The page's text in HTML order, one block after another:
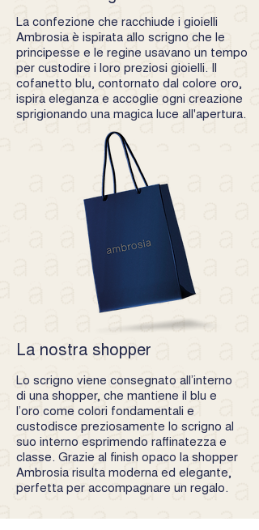
dovuti ad eventi accidentali- utilizzo
improprio- alterazioni dovute ad usura
o riparazioni non effettuate dai nostri
laboratori ovvero ad una manutenzione
negligente.
La confezione che racchiude i gioielli
Ambrosia è ispirata allo scrigno che le
principesse e le regine usavano un tempo
per custodire i loro preziosi gioielli. Il
cofanetto blu, contornato dal colore oro,
ispira eleganza e accoglie ogni creazione
sprigionando una magica luce all'apertura.
La nostra shopper
Lo scrigno viene consegnato all’interno
di una shopper, che mantiene il blu e
l’oro come colori fondamentali e
custodisce preziosamente lo scrigno al
suo interno esprimendo raffinatezza e
classe. Grazie al finish opaco la shopper
Ambrosia risulta moderna ed elegante,
perfetta per accompagnare un regalo.